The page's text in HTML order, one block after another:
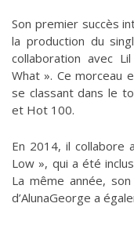
Son premier succès
la production du
collaboration avec
What ». Ce morceau
se classant dans le
et Hot 100.
En 2014, il collabore
Low », qui a été
La même année,
d’AlunaGeorge a